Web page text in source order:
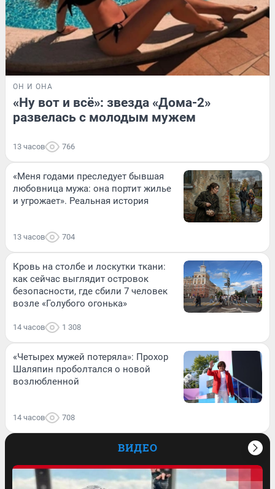
ОН И ОНА
«Ну вот и всё»: звезда «Дома-2»
развелась с молодым мужем
13 часов 766
«Меня годами преследует бывшая
любовница мужа: она портит жилье
и угрожает». Реальная история
13 часов 704
Кровь на столбе и лоскутки ткани:
как сейчас выглядит островок
безопасности, где сбили 7 человек
возле «Голубого огонька»
14 часов 1 308
«Четырех мужей потеряла»: Прохор
Шаляпин проболтался о новой
возлюбленной
14 часов 708
ВИДЕО